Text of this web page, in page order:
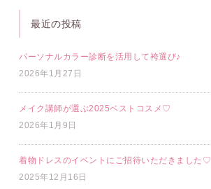
最近の投稿
パーソナルカラー診断を活用して袴選び♪
2026年1月27日
メイク講師が選ぶ2025ベストコスメ♡
2026年1月9日
着物ドレスのイベントにご招待いただきました♡
2025年12月16日